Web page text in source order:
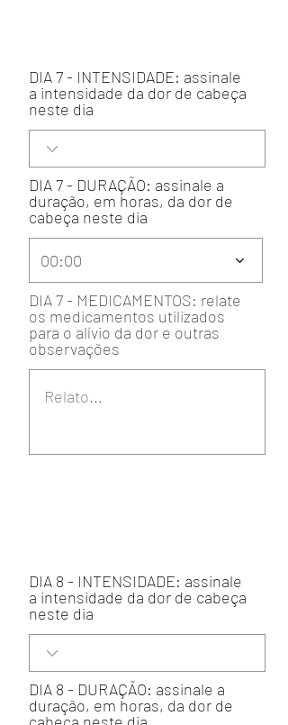
DIA 7 - INTENSIDADE: assinale
a intensidade da dor de cabeça
neste dia
DIA 7 - DURAÇÃO: assinale a
duração, em horas, da dor de
cabeça neste dia
00:00
DIA 7 - MEDICAMENTOS: relate
os medicamentos utilizados
para o alívio da dor e outras
observações
DIA 8 - INTENSIDADE: assinale
a intensidade da dor de cabeça
neste dia
DIA 8 - DURAÇÃO: assinale a
duração, em horas, da dor de